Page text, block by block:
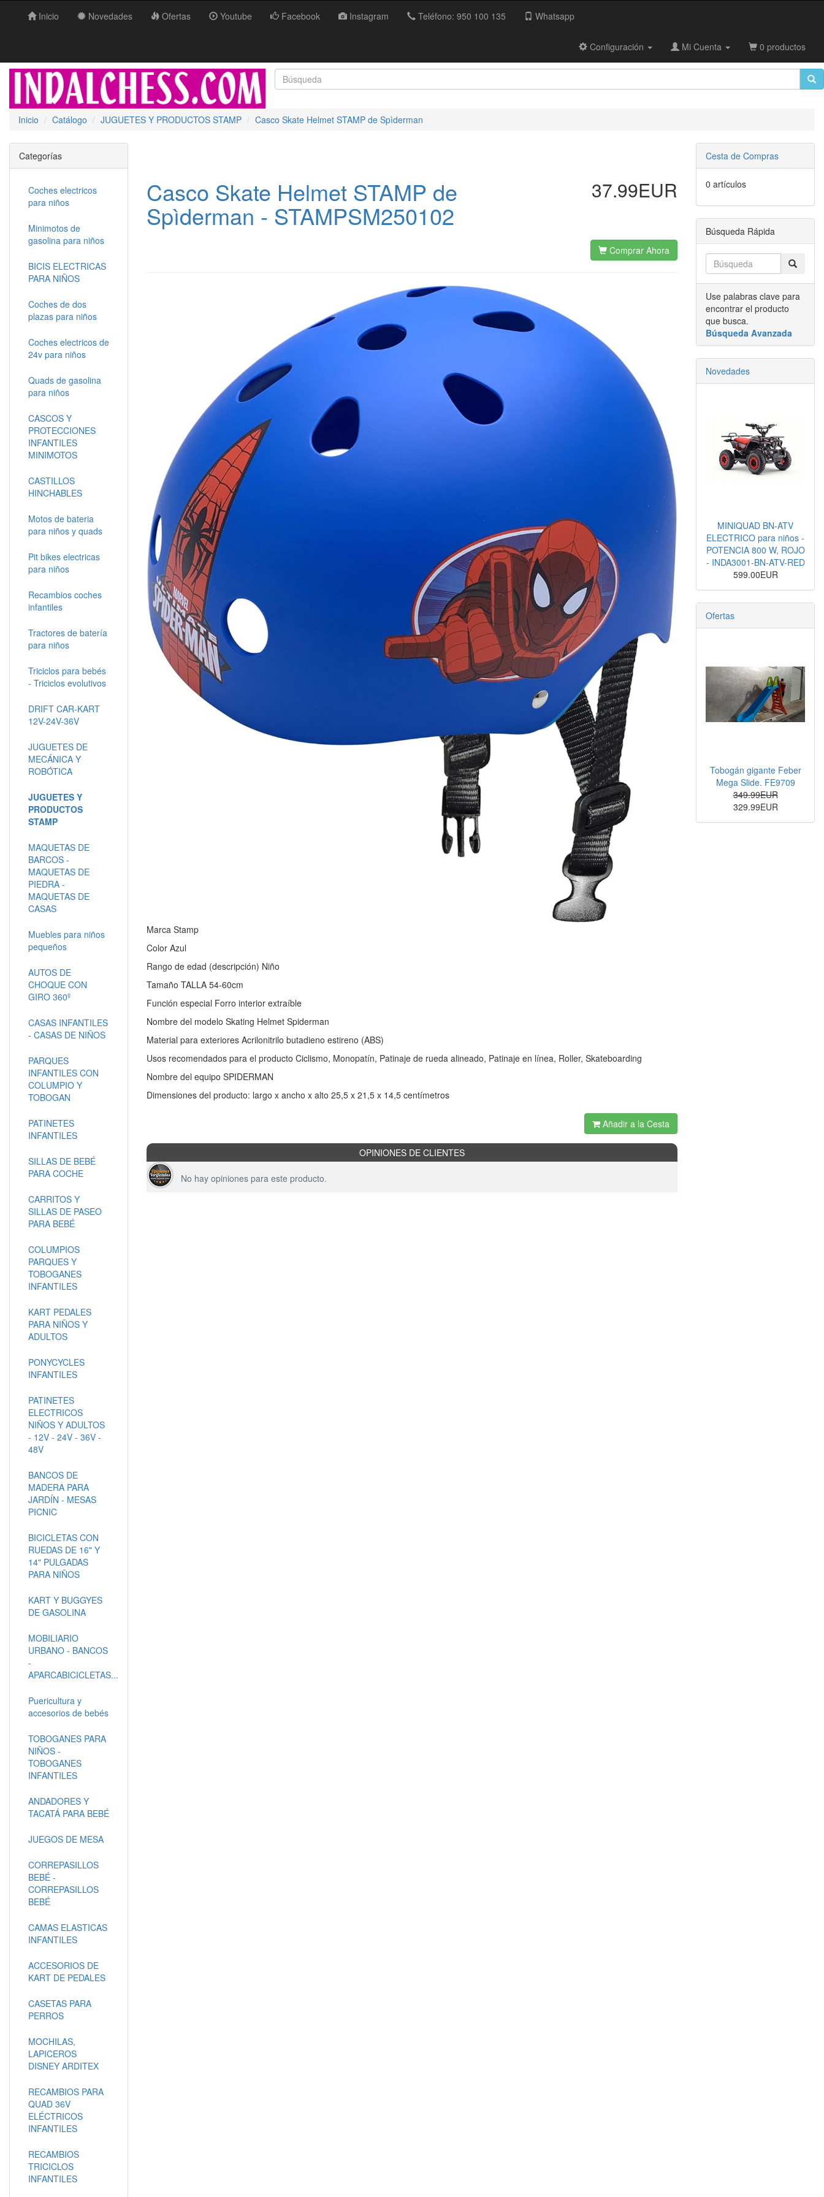
Inicio Novedades Ofertas Youtube Facebook Instagram Teléfono: 950 100 135 Whatsapp
Configuración Mi Cuenta 0 productos
Inicio Catálogo JUGUETES Y PRODUCTOS STAMP Casco Skate Helmet STAMP de Spìderman
Casco Skate Helmet STAMP de
Spìderman - STAMPSM250102
37.99EUR
Comprar Ahora
Marca Stamp
Color Azul
Rango de edad (descripción) Niño
Tamaño TALLA 54-60cm
Función especial Forro interior extraíble
Nombre del modelo Skating Helmet Spiderman
Material para exteriores Acrilonitrilo butadieno estireno (ABS)
Usos recomendados para el producto Ciclismo, Monopatín, Patinaje de rueda alineado, Patinaje en línea, Roller, Skateboarding
Nombre del equipo SPIDERMAN
Dimensiones del producto: largo x ancho x alto 25,5 x 21,5 x 14,5 centímetros
Añadir a la Cesta
OPINIONES DE CLIENTES
No hay opiniones para este producto.
Categorías
Coches electricos
para niños
Minimotos de
gasolina para niños
BICIS ELECTRICAS
PARA NIÑOS
Coches de dos
plazas para niños
Coches electricos de
24v para niños
Quads de gasolina
para niños
CASCOS Y
PROTECCIONES
INFANTILES
MINIMOTOS
CASTILLOS
HINCHABLES
Motos de bateria
para niños y quads
Pit bikes electricas
para niños
Recambios coches
infantiles
Tractores de batería
para niños
Triciclos para bebés
- Triciclos evolutivos
DRIFT CAR-KART
12V-24V-36V
JUGUETES DE
MECÁNICA Y
ROBÓTICA
JUGUETES Y
PRODUCTOS
STAMP
MAQUETAS DE
BARCOS -
MAQUETAS DE
PIEDRA -
MAQUETAS DE
CASAS
Muebles para niños
pequeños
AUTOS DE
CHOQUE CON
GIRO 360º
CASAS INFANTILES
- CASAS DE NIÑOS
PARQUES
INFANTILES CON
COLUMPIO Y
TOBOGAN
PATINETES
INFANTILES
SILLAS DE BEBÉ
PARA COCHE
CARRITOS Y
SILLAS DE PASEO
PARA BEBÉ
COLUMPIOS
PARQUES Y
TOBOGANES
INFANTILES
KART PEDALES
PARA NIÑOS Y
ADULTOS
PONYCYCLES
INFANTILES
PATINETES
ELECTRICOS
NIÑOS Y ADULTOS
- 12V - 24V - 36V -
48V
BANCOS DE
MADERA PARA
JARDÍN - MESAS
PICNIC
BICICLETAS CON
RUEDAS DE 16" Y
14" PULGADAS
PARA NIÑOS
KART Y BUGGYES
DE GASOLINA
MOBILIARIO
URBANO - BANCOS
-
APARCABICICLETAS...
Puericultura y
accesorios de bebés
TOBOGANES PARA
NIÑOS -
TOBOGANES
INFANTILES
ANDADORES Y
TACATÁ PARA BEBÉ
JUEGOS DE MESA
CORREPASILLOS
BEBÉ -
CORREPASILLOS
BEBÉ
CAMAS ELASTICAS
INFANTILES
ACCESORIOS DE
KART DE PEDALES
CASETAS PARA
PERROS
MOCHILAS,
LAPICEROS
DISNEY ARDITEX
RECAMBIOS PARA
QUAD 36V
ELÉCTRICOS
INFANTILES
RECAMBIOS
TRICICLOS
INFANTILES
Cesta de Compras
0 artículos
Búsqueda Rápida
Use palabras clave para
encontrar el producto
que busca.
Búsqueda Avanzada
Novedades
MINIQUAD BN-ATV
ELECTRICO para niños -
POTENCIA 800 W, ROJO
- INDA3001-BN-ATV-RED
599.00EUR
Ofertas
Tobogán gigante Feber
Mega Slide. FE9709
349.99EUR
329.99EUR